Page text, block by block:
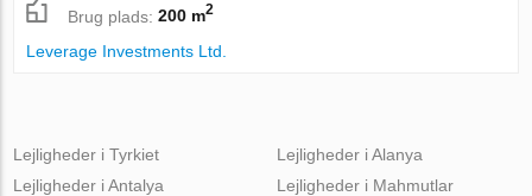
Brug plads:200 m2
Leverage Investments Ltd.
Lejligheder i Tyrkiet
Lejligheder i Antalya
Lejligheder i Alanya
Lejligheder i Mahmutlar